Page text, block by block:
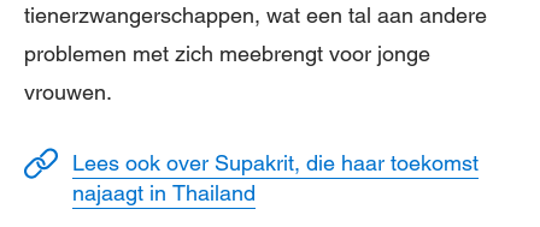
tienerzwangerschappen, wat een tal aan andere
problemen met zich meebrengt voor jonge
vrouwen.
Lees ook over Supakrit, die haar toekomst
najaagt in Thailand